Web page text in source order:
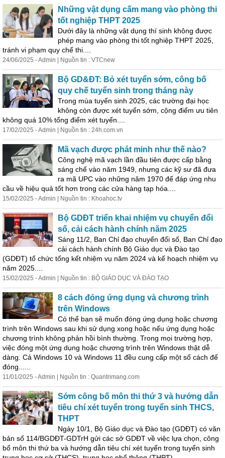
Những vật dụng cấm mang vào phòng thi
tốt nghiệp THPT 2025
Dưới đây là những vật dụng thí sinh không được
phép mang vào phòng thi tốt nghiệp THPT 2025,
tránh vi phạm quy chế thi....
24/06/2025 - Admin | Nguồn tin : VTCnew
Bộ GD&ĐT: Bỏ xét tuyển sớm, công bố
quy chế tuyển sinh trong tháng này
Trong mùa tuyển sinh 2025, các trường đại học
không còn được xét tuyển sớm, cộng điểm ưu tiên
không quá 10% tổng điểm xét tuyển....
17/02/2025 - Admin | Nguồn tin : 24h.com.vn
Mã vạch được phát minh như thế nào?
Công nghệ mã vạch lần đầu tiên được cấp bằng
sáng chế vào năm 1949, nhưng các kỹ sư đã đưa
ra mã UPC vào những năm 1970 để đáp ứng nhu
cầu về hiệu quả tốt hơn trong các cửa hàng tạp hóa....
15/02/2025 - Admin | Nguồn tin : Khoahoc.tv
Bộ GDĐT triển khai nhiệm vụ chuyển đổi
số, cải cách hành chính năm 2025
Sáng 11/2, Ban Chỉ đạo chuyển đổi số, Ban Chỉ đạo
cải cách hành chính Bộ Giáo dục và Đào tạo
(GDĐT) tổ chức tổng kết nhiệm vụ năm 2024 và kế hoạch nhiệm vụ
năm 2025....
15/02/2025 - Admin | Nguồn tin : BỘ GIÁO DỤC VÀ ĐÀO TẠO
8 cách đóng ứng dụng và chương trình
trên Windows
Có thể bạn sẽ muốn đóng ứng dụng hoặc chương
trình trên Windows sau khi sử dụng xong hoặc nếu ứng dụng hoặc
chương trình không phản hồi bình thường. Trong mọi trường hợp,
việc đóng một ứng dụng hoặc chương trình trên Windows thật dễ
dàng. Cả Windows 10 và Windows 11 đều cung cấp một số cách để
đóng......
11/01/2025 - Admin | Nguồn tin : Quantrimang.com
Sớm công bố môn thi thứ 3 và hướng dẫn
tiêu chí xét tuyển trong tuyển sinh THCS,
THPT
Ngày 10/1, Bộ Giáo dục và Đào tạo (GDĐT) có văn
bản số 114/BGDĐT-GDTrH gửi các sở GDĐT về việc lựa chọn, công
bố môn thi thứ ba và hướng dẫn tiêu chí xét tuyển trong tuyển sinh